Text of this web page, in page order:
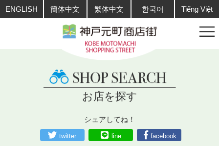
ENGLISH 簡体中文 繁体中文 한국어 Tiếng Việt
お店を探す
シェアしてね！
twitter line facebook